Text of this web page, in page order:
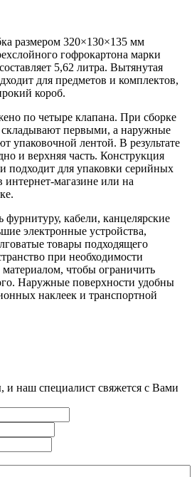
размером 320×130×135 мм
гофрокартона марки
5,62 литра. Вытянутая
для предметов и комплектов,
короб.
по четыре клапана. При сборке
складывают первыми, а наружные
упаковочной лентой. В результате
и верхняя часть. Конструкция
подходит для упаковки серийных
интернет-магазине или на
кабели, канцелярские
электронные устройства,
товары подходящего
при необходимости
чтобы ограничить
Наружные поверхности удобны
наклеек и транспортной
и наш специалист свяжется с Вами